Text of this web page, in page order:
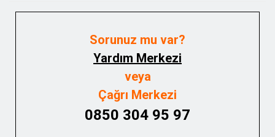
Sorunuz mu var?
Yardım Merkezi
veya
Çağrı Merkezi
0850 304 95 97